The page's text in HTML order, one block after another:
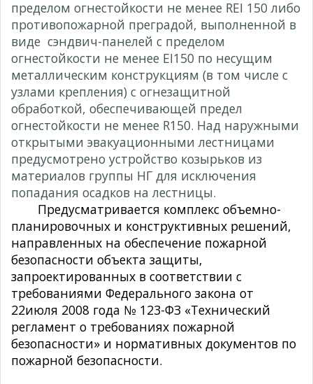
пределом огнестойкости не менее REI 150 либо
противопожарной преградой, выполненной в
виде сэндвич-панелей с пределом
огнестойкости не менее EI150 по несущим
металлическим конструкциям (в том числе с
узлами крепления) с огнезащитной
обработкой, обеспечивающей предел
огнестойкости не менее R150. Над наружными
открытыми эвакуационными лестницами
предусмотрено устройство козырьков из
материалов группы НГ для исключения
попадания осадков на лестницы.
Предусматривается комплекс объемно-
планировочных и конструктивных решений,
направленных на обеспечение пожарной
безопасности объекта защиты,
запроектированных в соответствии с
требованиями Федерального закона от
22июля 2008 года № 123-ФЗ «Технический
регламент о требованиях пожарной
безопасности» и нормативных документов по
пожарной безопасности.